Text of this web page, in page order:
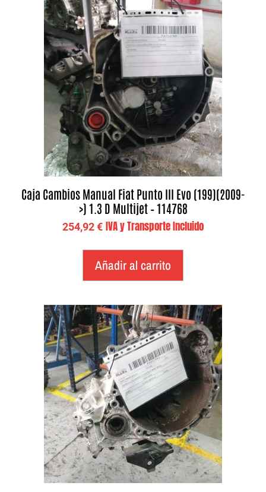
Caja Cambios Manual Fiat Punto III Evo (199)(2009-
>) 1.3 D Multijet – 114768
254,92€ IVA y Transporte Incluido
Añadir al carrito